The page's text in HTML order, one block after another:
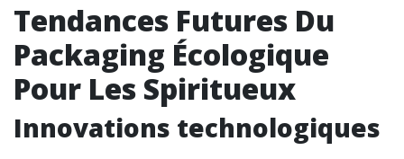
Tendances Futures Du
Packaging Écologique
Pour Les Spiritueux
Innovations technologiques